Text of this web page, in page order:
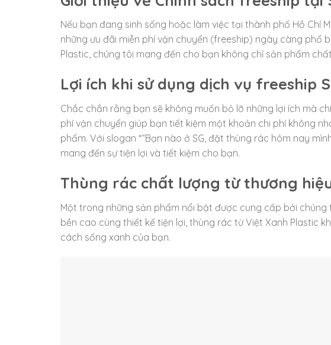
Nếu bạn đang sinh sống hoặc làm việc tại thành phố Hồ Chí
những ưu đãi miễn phí vận chuyển (freeship) ngày càng phổ
Plastic, chúng tôi mang đến cho bạn không chỉ sản phẩm
Lợi ích khi sử dụng dịch vụ freeship
Chắc chắn rằng bạn sẽ không muốn bỏ lỡ những lợi ích mà
phí vận chuyển giúp bạn tiết kiệm một khoản chi phí không
phẩm. Với slogan *“Bạn nào ở SG, đặt thùng rác hôm nay
mang đến sự tiện lợi và tiết kiệm cho bạn.
Thùng rác chất lượng từ thương
Một trong những sản phẩm nổi bật được cung cấp bởi
bền cao cùng thiết kế tiện lợi, thùng rác từ Việt Xanh Plastic
cách sống xanh của bạn.